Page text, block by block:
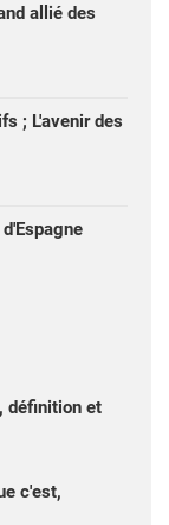
allié des
; L'avenir des
définition et
c'est,